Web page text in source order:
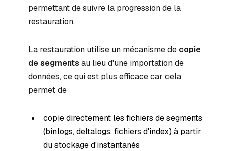
permettant de suivre la progression de la
restauration.
La restauration utilise un mécanisme de copie
de segments au lieu d'une importation de
données, ce qui est plus efficace car cela
permet de
copie directement les fichiers de segments
(binlogs, deltalogs, fichiers d'index) à partir
du stockage d'instantanés